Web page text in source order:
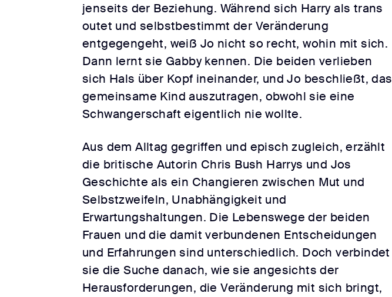
jenseits der Beziehung. Während sich Harry als trans
outet und selbstbestimmt der Veränderung
entgegengeht, weiß Jo nicht so recht, wohin mit sich.
Dann lernt sie Gabby kennen. Die beiden verlieben
sich Hals über Kopf ineinander, und Jo beschließt, das
gemeinsame Kind auszutragen, obwohl sie eine
Schwangerschaft eigentlich nie wollte.
Aus dem Alltag gegriffen und episch zugleich, erzählt
die britische Autorin Chris Bush Harrys und Jos
Geschichte als ein Changieren zwischen Mut und
Selbstzweifeln, Unabhängigkeit und
Erwartungshaltungen. Die Lebenswege der beiden
Frauen und die damit verbundenen Entscheidungen
und Erfahrungen sind unterschiedlich. Doch verbindet
sie die Suche danach, wie sie angesichts der
Herausforderungen, die Veränderung mit sich bringt,